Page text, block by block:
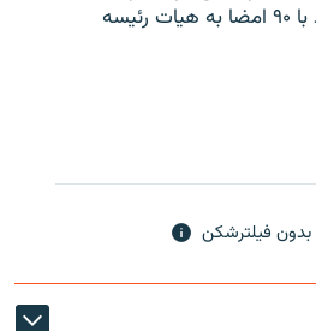
طرح استیضاح وزیر اقتصاد با ۹۰ امضا به هیات رئیسه
فیلترشکن